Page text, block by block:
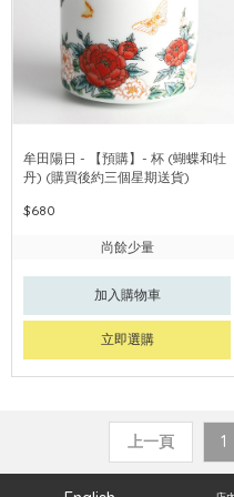
牟田陽日 - 【預購】- 杯 (蝴蝶和牡
丹) (購買後約三個星期送貨)
$680
尚餘少量
加入購物車
立即選購
上一頁 1